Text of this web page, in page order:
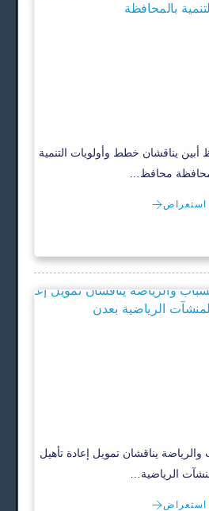
يناقشان خطط وأولويات التنمية
محافظ…
استعراض
يناقشان تمويل إعادة تأهيل
الرياضية…
استعراض